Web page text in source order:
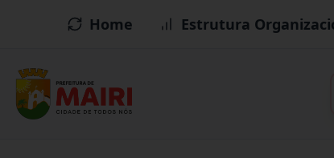
Home Estrutura